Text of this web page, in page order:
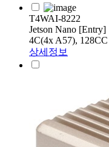
T4WAI-8222
Jetson Nano [Entry]
4C(4x A57), 128CC
상세정보